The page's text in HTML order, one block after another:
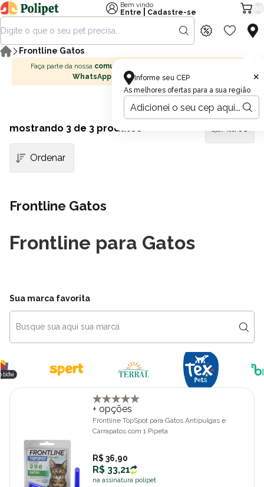
Informe seu CEP
As melhores ofertas para a sua região
×
Bem vindo
Entre
Cadastre-se
Frontline Gatos
Faça parte da nossa comunidade no
WhatsApp
Frontline Gatos
Frontline para Gatos
mostrando 3 de 3 produtos Filtros
Sua marca favorita
+ opções
Frontline TopSpot para Gatos Antipulgas e
Carrapatos com 1 Pipeta
R$ 36,90
R$ 33,21
na assinatura polipet